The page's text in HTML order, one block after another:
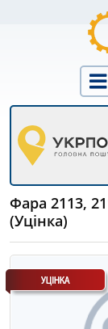
Фара 2113,
(Уцінка)